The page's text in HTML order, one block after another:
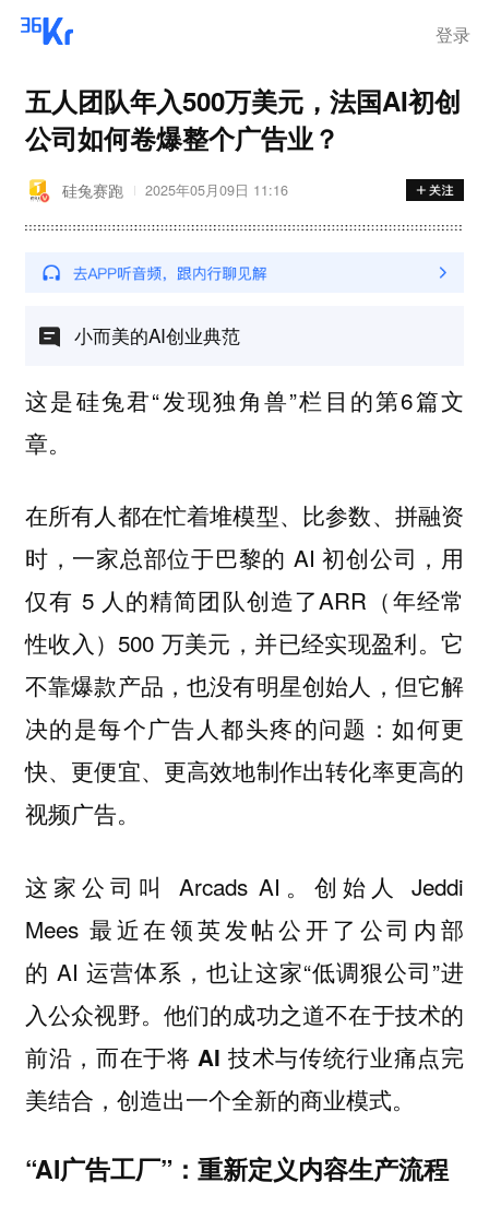
登录
五人团队年入500万美元，法国AI初创
公司如何卷爆整个广告业？
硅兔赛跑 2025年05月09日 11:16
小而美的AI创业典范
这是硅兔君“发现独角兽”栏目的第6篇文
章。
在所有人都在忙着堆模型、比参数、拼融资
时，一家总部位于巴黎的 AI 初创公司，用
仅有 5 人的精简团队创造了ARR（年经常
性收入）500 万美元，并已经实现盈利。它
不靠爆款产品，也没有明星创始人，但它解
决的是每个广告人都头疼的问题：如何更
快、更便宜、更高效地制作出转化率更高的
视频广告。
这家公司叫 Arcads AI。创始人 Jeddi
Mees 最近在领英发帖公开了公司内部
的 AI 运营体系，也让这家“低调狠公司”进
入公众视野。他们的成功之道不在于技术的
前沿，而在于将 AI 技术与传统行业痛点完
美结合，创造出一个全新的商业模式。
“AI广告工厂”：重新定义内容生产流程